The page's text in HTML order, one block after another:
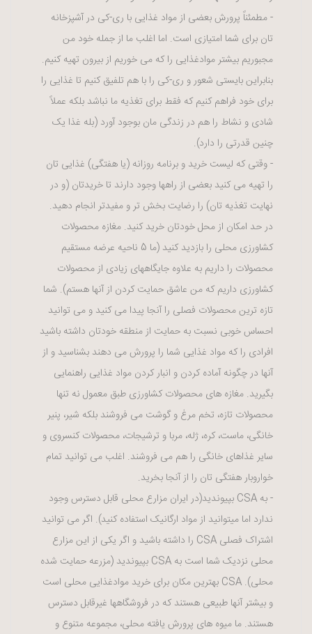
- مطمئناً پرورش بعضی از مواد غذایی با ری-کی در آشپزخانه
تان برای شما امتیازی است. اما اغلب ما از جمله خود من
مجبوریم بیشتر موادغذایی را که می خوریم از بیرون تهیه کنیم.
بنابراین بایستی شعور و ری-کی را با هم تلفیق کنیم تا غذایی را
برای خود فراهم کنیم که فقط برای تغذیه ما نباشد بلکه عملاً
شادی و نشاط را هم در زندگی مان بوجود آورد (بله غذا یک
چنین قدرتی را دارد).
- وقتی که لیست خرید و برنامه روزانه (یا هفتگی) غذایی تان
را تهیه می کنید بعضی از راهها وجود دارند تا خریدتان (و در
نهایت تغذیه تان) را رضایت بخش تر و مفیدتر انجام دهید.
در حد امکان از محل خودتان خرید کنید. مغازه محصولات
کشاورزی محلی را بازدید کنید (ما 5 ناحیه عرضه مستقیم
محصولات را داریم به علاوه جایگاههای زیادی از محصولات
کشاورزی داریم که من عاشق حمایت کردن از آنها هستم). شما
تازه ترین محصولات فصلی را آنجا پیدا می کنید و می توانید
احساس خوبی نسبت به حمایت از منطقه خودتان داشته باشید
افرادی را که مواد غذایی شما را پرورش می دهند بشناسید و از
آنها در چگونه آماده کردن و انبار کردن مواد غذایی راهنمایی
بگیرید. مغازه های محصولات کشاورزی طبق معمول نه تنها
محصولات تازه، تخم مرغ و گوشت می فروشند بلکه شیر، پنیر
خانگی، ماست، کره، ژله، مربا و ترشیجات، محصولات کنسروی و
سایر غذاهای خانگی را هم می فروشند. اغلب می توانید تمام
خواروبار هفتگی تان را از آنجا بخرید.
- به CSA بپیوندید(در ایران مزارع محلی قابل دسترس وجود
ندارد اما میتوانید از مواد ارگانیک استفاده کنید). اگر می توانید
اشتراک فصلی CSA را داشته باشید و اگر یکی از این مزارع
محلی نزدیک شما است به CSA بپیوندید (مزرعه حمایت شده
محلی). CSA بهترین مکان برای خرید موادغذایی محلی است
و بیشتر آنها طبیعی هستند که در فروشگاهها غیرقابل دسترس
هستند. ما میوه های پرورش یافته محلی، مجموعه متنوع و